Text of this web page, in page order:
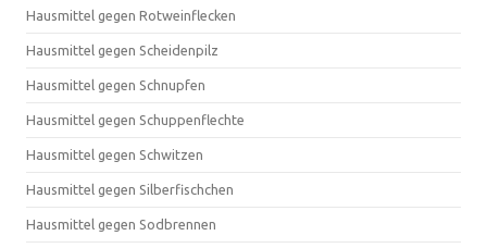
Hausmittel gegen Rotweinflecken
Hausmittel gegen Scheidenpilz
Hausmittel gegen Schnupfen
Hausmittel gegen Schuppenflechte
Hausmittel gegen Schwitzen
Hausmittel gegen Silberfischchen
Hausmittel gegen Sodbrennen